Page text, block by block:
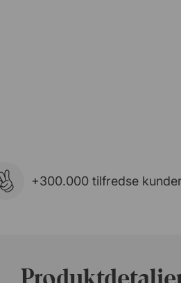
+300.000 tilfredse kunder